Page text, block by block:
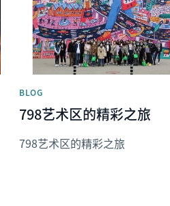
BLOG
798艺术区的精彩之旅
798艺术区的精彩之旅